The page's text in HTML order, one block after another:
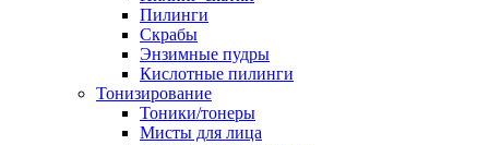
Пилинги
Скрабы
Энзимные пудры
Кислотные пилинги
Тонизирование
Тоники/тонеры
Мисты для лица